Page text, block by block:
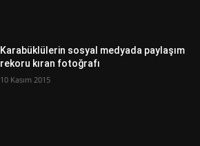
Karabüklülerin sosyal medyada paylaşım
rekoru kıran fotoğrafı
10 Kasım 2015